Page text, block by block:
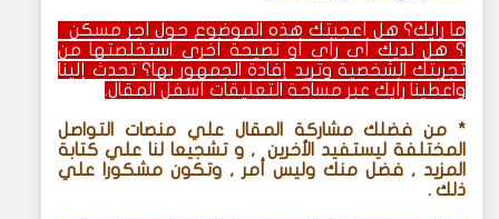
ما رأيك؟ هل أعجبتك هذه الموضوع حول
أجر مسكن
؟ هل لديك أي رأي أو نصيحة أخرى استخلصتها من
تجربتك الشخصية وتريد إفادة الجمهور بها؟ تحدث إلينا
واعطينا رأيك عبر مساحة التعليقات أسفل المقال.
* من فضلكمشاركة المقال علي منصات التواصل
المختلفة ليستفيد الأخرين , و تشجيعا لنا علي كتابة
المزيد , فضل منك وليس أمر , وتكون مشكورا علي
ذلك .